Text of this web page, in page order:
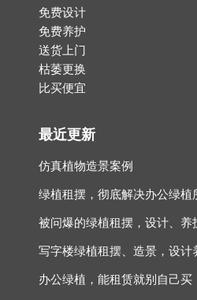
免费设计
免费养护
送货上门
枯萎更换
比买便宜
最近更新
仿真植物造景案例
绿植租摆，彻底解决办公绿植
被问爆的绿植租摆，设计、养
写字楼绿植租摆、造景，设计
办公绿植，能租赁就别自己买